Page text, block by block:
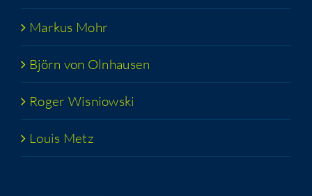
Mar­kus Mohr
Björn von Olnhausen
Roger Wis­niow­ski
Lou­is Metz